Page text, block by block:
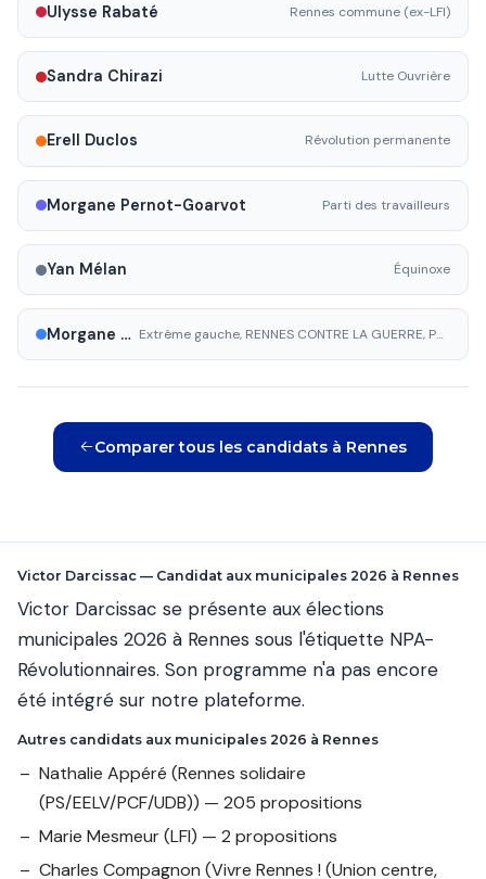
Ulysse Rabaté Rennes commune (ex-LFI)
Sandra Chirazi Lutte Ouvrière
Erell Duclos Révolution permanente
Morgane Pernot-Goarvot Parti des travailleurs
Yan Mélan Équinoxe
Morgane Pernot--Goarvot Extrême gauche, RENNES CONTRE LA GUERRE, POUR LES TRAVAILLEURS.ES, LA JEUNESSE ET LES SERVICES PUBLICS
Comparer tous les candidats à Rennes
Victor Darcissac — Candidat aux municipales 2026 à Rennes
Victor Darcissac se présente aux élections
municipales 2026 à Rennes sous l'étiquette NPA-
Révolutionnaires. Son programme n'a pas encore
été intégré sur notre plateforme.
Autres candidats aux municipales 2026 à Rennes
Nathalie Appéré (Rennes solidaire
(PS/EELV/PCF/UDB)) — 205 propositions
Marie Mesmeur(LFI) — 2 propositions
Charles Compagnon (Vivre Rennes ! (Union centre,